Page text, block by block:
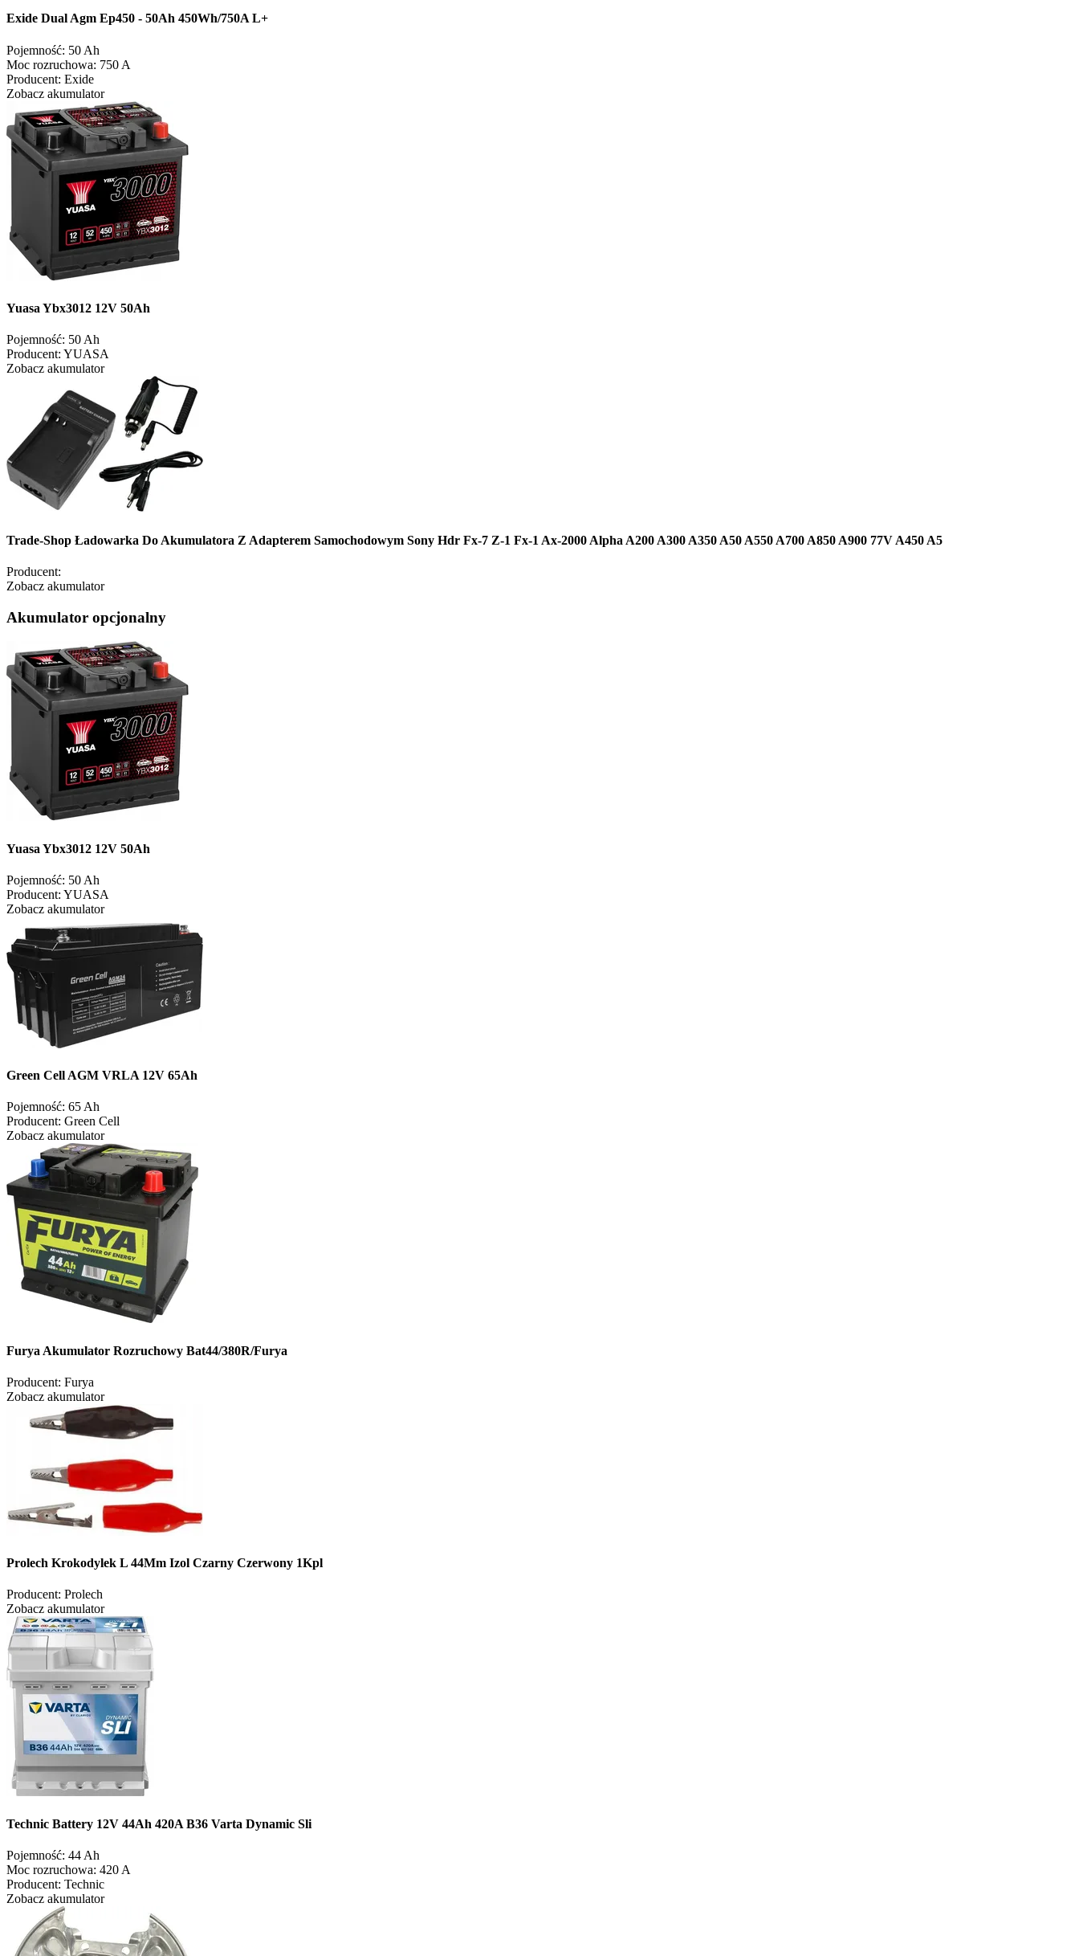
Exide Dual Agm Ep450 - 50Ah 450Wh/750A L+
Pojemność: 50 Ah
Moc rozruchowa: 750 A
Producent: Exide
Zobacz akumulator
Yuasa Ybx3012 12V 50Ah
Pojemność: 50 Ah
Producent: YUASA
Zobacz akumulator
Trade-Shop Ładowarka Do Akumulatora Z Adapterem Samochodowym Sony Hdr Fx-7 Z-1 Fx-1 Ax-2000 Alpha A200 A300 A350 A50 A550 A700 A850 A900 77V A450 A5
Producent:
Zobacz akumulator
Akumulator opcjonalny
Yuasa Ybx3012 12V 50Ah
Pojemność: 50 Ah
Producent: YUASA
Zobacz akumulator
Green Cell AGM VRLA 12V 65Ah
Pojemność: 65 Ah
Producent: Green Cell
Zobacz akumulator
Furya Akumulator Rozruchowy Bat44/380R/Furya
Producent: Furya
Zobacz akumulator
Prolech Krokodylek L 44Mm Izol Czarny Czerwony 1Kpl
Producent: Prolech
Zobacz akumulator
Technic Battery 12V 44Ah 420A B36 Varta Dynamic Sli
Pojemność: 44 Ah
Moc rozruchowa: 420 A
Producent: Technic
Zobacz akumulator